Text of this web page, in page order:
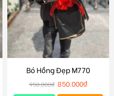
Bó Hồng Đẹp M770
950.000₫ 850.000₫